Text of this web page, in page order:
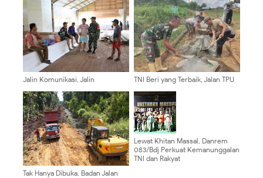
Jalin Komunikasi, Jalin
Desa Luso Jadi Pilar Kedekatan
TNI dengan Masyarakat
TNI Beri yang Terbaik, Jalan TPU
Layak
Tak Hanya Dibuka, Badan Jalan
Lewat Khitan Massal, Danrem
083/Bdj Perkuat Kemanunggalan
TNI dan Rakyat